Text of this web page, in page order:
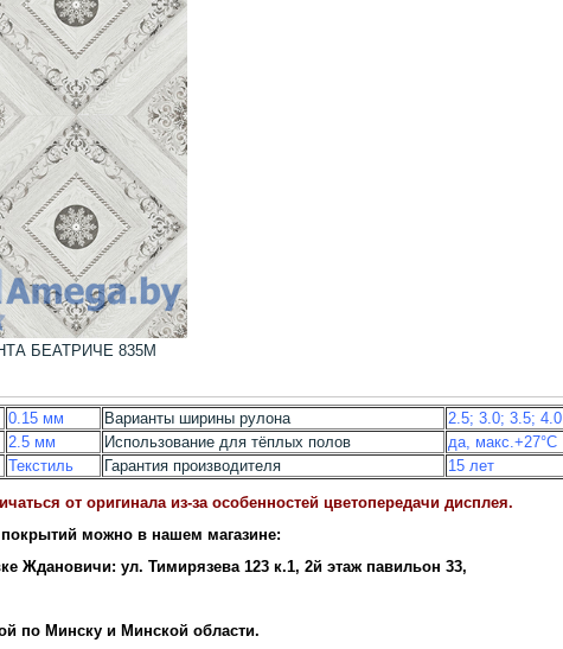
БЕАТРИЧЕ 835M
0.15 мм Варианты ширины рулона 2.5; 3.0; 3.5; 4.0
2.5 мм Использование для тёплых полов
да, макс.+27°С
Текстиль Гарантия производителя 15 лет
от оригинала из-за особенностей цветопередачи дисплея.
можно в нашем магазине:
Ждановичи: ул. Тимирязева 123 к.1, 2й этаж павильон 33,
по Минску и Минской области.